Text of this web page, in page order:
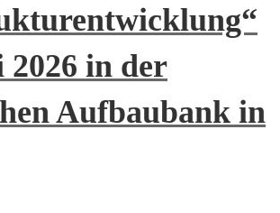
2026 in der
Aufbaubank in